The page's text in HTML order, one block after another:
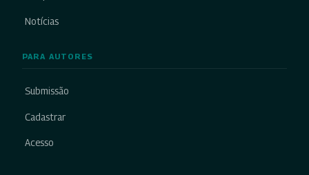
Notícias
PARA AUTORES
Submissão
Cadastrar
Acesso